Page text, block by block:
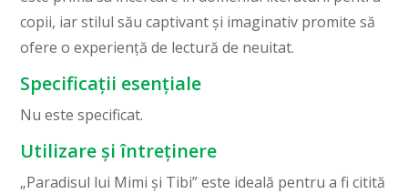
copii, iar stilul său captivant și imaginativ promite să
ofere o experiență de lectură de neuitat.
Specificații esențiale
Nu este specificat.
Utilizare și întreținere
„Paradisul lui Mimi și Tibi” este ideală pentru a fi citită